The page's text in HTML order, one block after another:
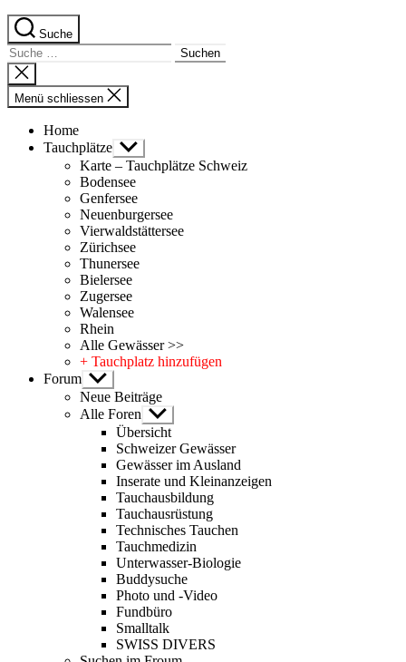
Suche
Suche
nach:
Suche
schliessen
Menü schliessen
Home
Tauchplätze Untermenü
anzeigen
Karte – Tauchplätze Schweiz
Bodensee
Genfersee
Neuenburgersee
Vierwaldstättersee
Zürichsee
Thunersee
Bielersee
Zugersee
Walensee
Rhein
Alle Gewässer >>
+ Tauchplatz hinzufügen
Forum Untermenü
anzeigen
Neue Beiträge
Alle Foren Untermenü
anzeigen
Übersicht
Schweizer Gewässer
Gewässer im Ausland
Inserate und Kleinanzeigen
Tauchausbildung
Tauchausrüstung
Technisches Tauchen
Tauchmedizin
Unterwasser-Biologie
Buddysuche
Photo und -Video
Fundbüro
Smalltalk
SWISS DIVERS